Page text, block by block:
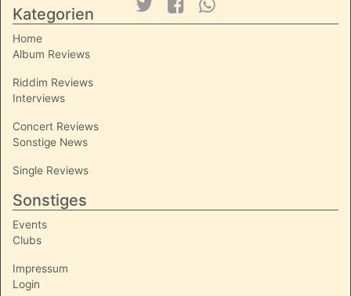
Kategorien
Home
Album Reviews
Riddim Reviews
Interviews
Concert Reviews
Sonstige News
Single Reviews
Sonstiges
Events
Clubs
Impressum
Login